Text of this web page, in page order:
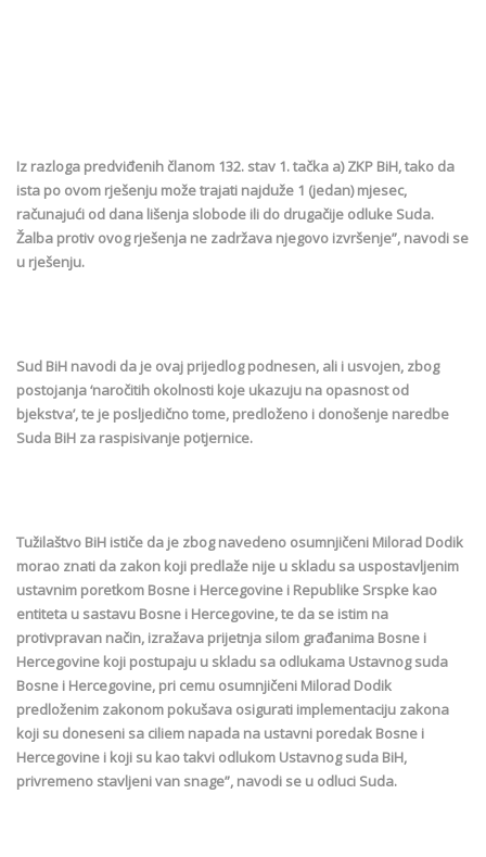
Iz razloga predviđenih članom 132. stav 1. tačka a) ZKP BiH, tako da
ista po ovom rješenju može trajati najduže 1 (jedan) mjesec,
računajući od dana lišenja slobode ili do drugačije odluke Suda.
Žalba protiv ovog rješenja ne zadržava njegovo izvršenje”, navodi se
u rješenju.
Sud BiH navodi da je ovaj prijedlog podnesen, ali i usvojen, zbog
postojanja ‘naročitih okolnosti koje ukazuju na opasnost od
bjekstva’, te je posljedično tome, predloženo i donošenje naredbe
Suda BiH za raspisivanje potjernice.
Tužilaštvo BiH ističe da je zbog navedeno osumnjičeni Milorad Dodik
morao znati da zakon koji predlaže nije u skladu sa uspostavljenim
ustavnim poretkom Bosne i Hercegovine i Republike Srspke kao
entiteta u sastavu Bosne i Hercegovine, te da se istim na
protivpravan način, izražava prijetnja silom građanima Bosne i
Hercegovine koji postupaju u skladu sa odlukama Ustavnog suda
Bosne i Hercegovine, pri cemu osumnjičeni Milorad Dodik
predloženim zakonom pokušava osigurati implementaciju zakona
koji su doneseni sa ciliem napada na ustavni poredak Bosne i
Hercegovine i koji su kao takvi odlukom Ustavnog suda BiH,
privremeno stavljeni van snage”, navodi se u odluci Suda.